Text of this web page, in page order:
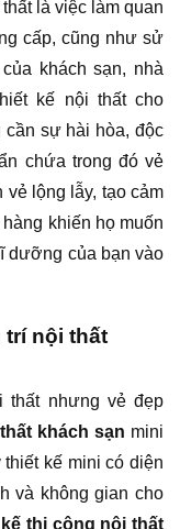
là việc làm quan
cấp, cũng như sử
khách sạn, nhà
kế nội thất cho
cần sự hài hòa, độc
chứa trong đó vẻ
vẻ lộng lẫy, tạo cảm
khiến họ muốn
dưỡng của bạn vào
trí nội thất
thất nhưng vẻ đẹp
khách sạn mini
kế mini có diện
và không gian cho
thi công nội thất